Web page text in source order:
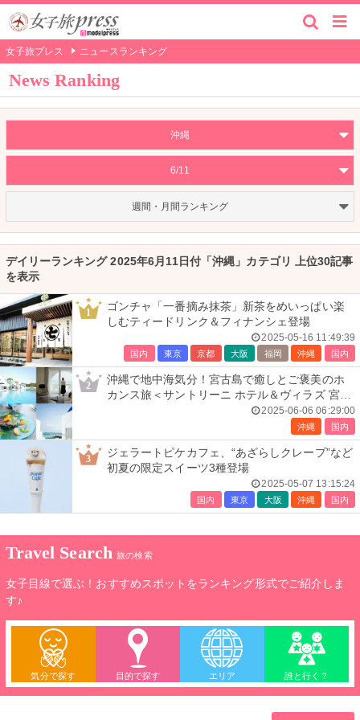
女子旅プレス ニュースランキング
News Ranking
沖縄
6/11
週間・月間ランキング
デイリーランキング 2025年6月11日付「沖縄」カテゴリ 上位30記事
を表示
1
ゴンチャ「一番摘み抹茶」新茶をめいっぱい楽
しむティードリンク＆フィナンシェ登場
2025-05-16 11:49:39
国内 東京 京都 大阪 福岡 沖縄 国内
2
沖縄で地中海気分！宮古島で癒しとご褒美のホ
カンス旅＜サントリーニ ホテル＆ヴィラズ 宮古
2025-06-06 06:29:00
沖縄 国内
3
ジェラートピケカフェ、“あざらしクレープ”など
初夏の限定スイーツ3種登場
2025-05-07 13:15:24
国内 東京 大阪 沖縄 国内
Travel Search 旅の検索
女子目線で選ぶ！おすすめスポットをランキング形式でご紹介しま
す♪
気分で探す 目的で探す エリア 誰と行く？